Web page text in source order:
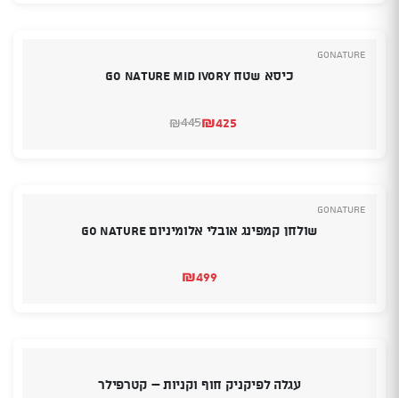
GoNature
כיסא שטח Go Nature Mid Ivory
₪445
המחיר₪425
המחיר
GoNature
שולחן קמפינג אובלי אלומיניום GO NATURE
₪499
עגלה לפיקניק חוף וקניות – קטרפילר